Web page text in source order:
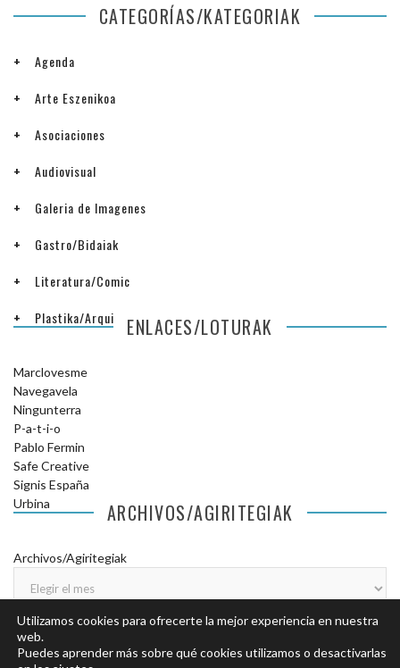
CATEGORÍAS/KATEGORIAK
Agenda
Arte Eszenikoa
Asociaciones
Audiovisual
Galeria de Imagenes
Gastro/Bidaiak
Literatura/Comic
Plastika/ArquitecturaENLACES/LOTURAK
Marclovesme
Navegavela
Ningunterra
P-a-t-i-o
Pablo Fermin
Safe Creative
Signis España
Urbina
ARCHIVOS/AGIRITEGIAK
Archivos/Agiritegiak
Utilizamos cookies para ofrecerte la mejor experiencia en nuestra
web.
Puedes aprender más sobre qué cookies utilizamos o desactivarlas